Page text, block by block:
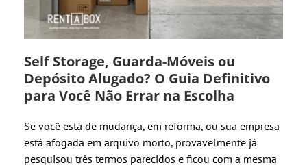
Self Storage, Guarda-Móveis ou
Depósito Alugado? O Guia Definitivo
para Você Não Errar na Escolha
Se você está de mudança, em reforma, ou sua empresa
está afogada em arquivo morto, provavelmente já
pesquisou três termos parecidos e ficou com a mesma